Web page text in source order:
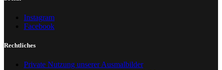
Instagram
Facebook
Rechtliches
Private Nutzung unserer Ausmalbilder